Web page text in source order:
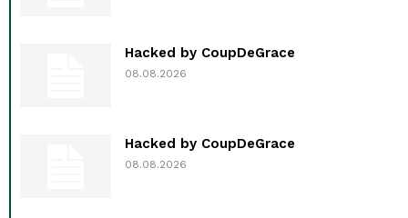
Hacked by CoupDeGrace
08.08.2026
Hacked by CoupDeGrace
08.08.2026